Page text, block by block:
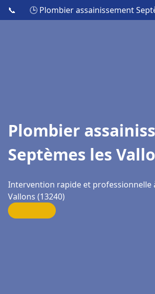
📞 🕒 Plombier assainissement
Plombier
Septèmes les
Intervention rapide et professionnelle
Vallons (13240)